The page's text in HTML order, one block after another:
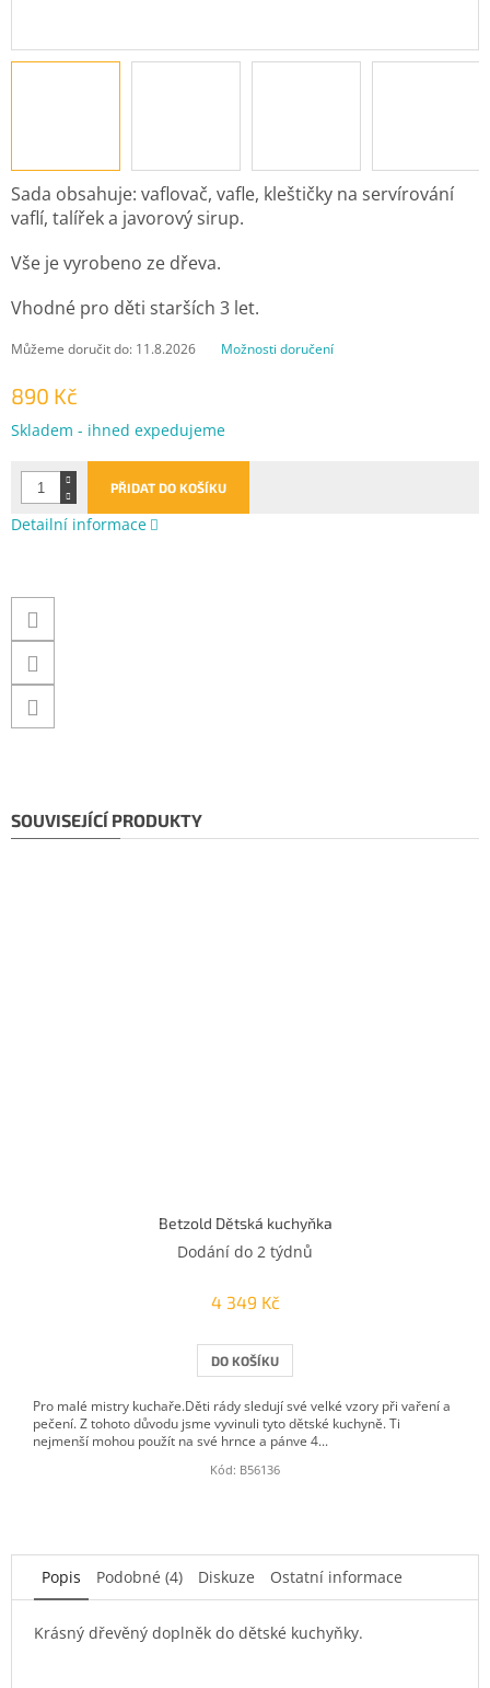
890 Kč
Měrná
Skladem - ihned expedujeme
Můžeme doručit do: 11.8.2026 Možnosti doručení
PŘIDAT DO KOŠÍKU
Sada obsahuje: vaflovač, vafle, kleštičky na servírování
vaflí, talířek a javorový sirup.
Vše je vyrobeno ze dřeva.
Vhodné pro děti starších 3 let.
Detailní informace
SOUVISEJÍCÍ PRODUKTY
Betzold Dětská kuchyňka
Dodání do 2 týdnů
4 349 Kč
DO KOŠÍKU
Pro malé mistry kuchaře.Děti rády sledují své velké vzory při vaření a
pečení. Z tohoto důvodu jsme vyvinuli tyto dětské kuchyně. Ti
nejmenší mohou použít na své hrnce a pánve 4...
Kód: B56136
Popis Podobné (4) Diskuze Ostatní informace
Krásný dřevěný doplněk do dětské kuchyňky.